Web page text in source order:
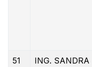
51
ING. SANDRA